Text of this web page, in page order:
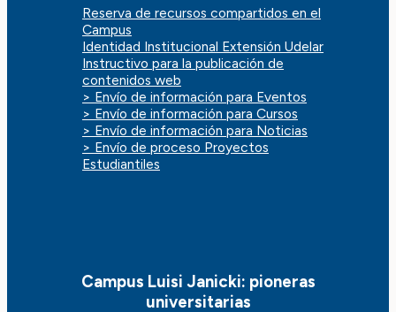
Reserva de recursos compartidos en el
Campus
Identidad Institucional Extensión Udelar
Instructivo para la publicación de
contenidos web
> Envío de información para Eventos
> Envío de información para Cursos
> Envío de información para Noticias
> Envío de proceso Proyectos
Estudiantiles
Campus Luisi Janicki: pioneras
universitarias